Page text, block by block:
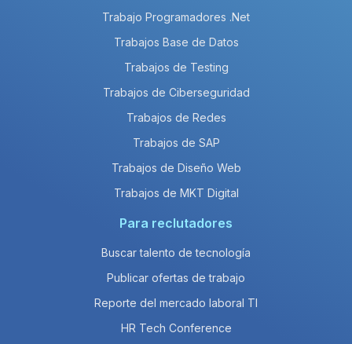
Trabajo Programadores .Net
Trabajos Base de Datos
Trabajos de Testing
Trabajos de Ciberseguridad
Trabajos de Redes
Trabajos de SAP
Trabajos de Diseño Web
Trabajos de MKT Digital
Para reclutadores
Buscar talento de tecnología
Publicar ofertas de trabajo
Reporte del mercado laboral TI
HR Tech Conference